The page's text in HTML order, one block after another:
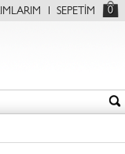
SEPETİM 0